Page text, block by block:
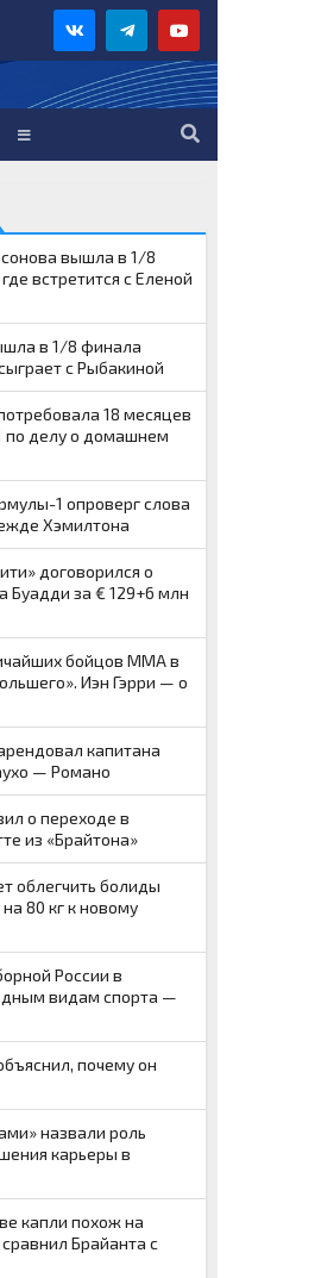
вышла в 1/8
встретится с Еленой
в 1/8 финала
с Рыбакиной
18 месяцев
по делу о домашнем
1 опроверг слова
Хэмилтона
договорился о
Буадди за € 129+6 млн
бойцов ММА в
Иэн Гэрри — о
капитана
— Романо
о переходе в
из «Брайтона»
облегчить болиды
80 кг к новому
России в
видам спорта —
почему он
назвали роль
карьеры в
капли похож на
Брайанта с